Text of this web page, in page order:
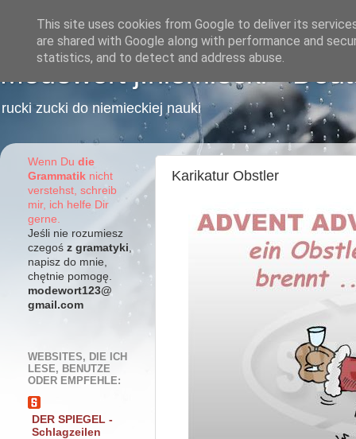
Modewort j.niemiecki -
rucki zucki do niemieckiej nauki
Karikatur Obstler
Wenn Du die
Grammatik nicht
verstehst, schreib
mir, ich helfe Dir
gerne.
Jeśli nie rozumiesz
czegoś z gramatyki
napisz do mnie,
chętnie pomogę.
modewort123@
gmail.com
WEBSITES, DIE ICH
LESE, BENUTZE
ODER EMPFEHLE:
DER SPIEGEL -
Schlagzeilen
This site uses cookies from Google to deliver its
are shared with Google along with performance and
statistics, and to detect and address abuse.